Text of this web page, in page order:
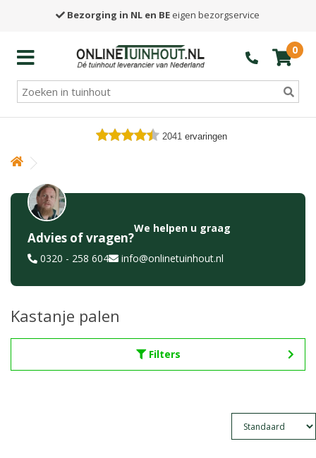
Bezorging in NL en BE eigen bezorgservice
0
2041 ervaringen
Advies of vragen?
We helpen u graag
0320 - 258 604 info@onlinetuinhout.nl
Kastanje palen
Filters